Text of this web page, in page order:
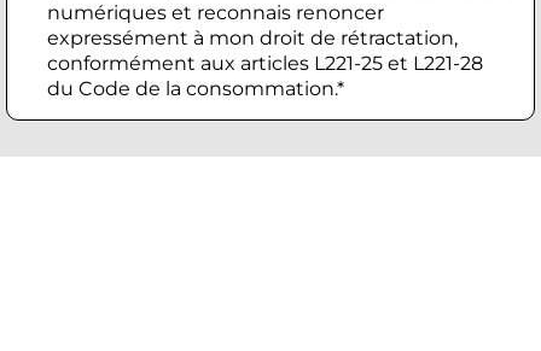
numériques et reconnais renoncer
expressément à mon droit de rétractation,
conformément aux articles L221-25 et L221-28
du Code de la consommation.*